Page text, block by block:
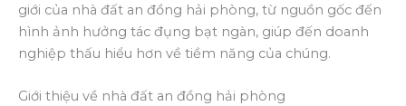
giới của nhà đất an đồng hải phòng, từ nguồn gốc đến
hình ảnh hưởng tác đụng bạt ngàn, giúp đến doanh
nghiệp thấu hiểu hơn về tiềm năng của chúng.
Giới thiệu về nhà đất an đồng hải phòng